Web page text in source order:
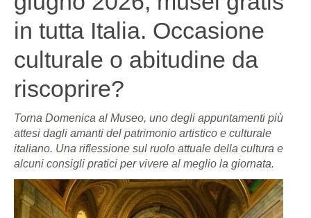
in tutta Italia. Occasione
culturale o abitudine da
riscoprire?
Torna Domenica al Museo, uno degli appuntamenti più
attesi dagli amanti del patrimonio artistico e culturale
italiano. Una riflessione sul ruolo attuale della cultura e
alcuni consigli pratici per vivere al meglio la giornata.